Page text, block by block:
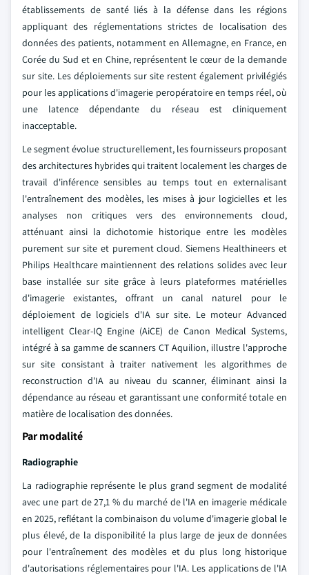
établissements de santé liés à la défense dans les régions
appliquant des réglementations strictes de localisation des
données des patients, notamment en Allemagne, en France, en
Corée du Sud et en Chine, représentent le cœur de la demande
sur site. Les déploiements sur site restent également privilégiés
pour les applications d'imagerie peropératoire en temps réel, où
une latence dépendante du réseau est cliniquement
inacceptable.
Le segment évolue structurellement, les fournisseurs proposant
des architectures hybrides qui traitent localement les charges de
travail d'inférence sensibles au temps tout en externalisant
l'entraînement des modèles, les mises à jour logicielles et les
analyses non critiques vers des environnements cloud,
atténuant ainsi la dichotomie historique entre les modèles
purement sur site et purement cloud. Siemens Healthineers et
Philips Healthcare maintiennent des relations solides avec leur
base installée sur site grâce à leurs plateformes matérielles
d'imagerie existantes, offrant un canal naturel pour le
déploiement de logiciels d'IA sur site. Le moteur Advanced
intelligent Clear-IQ Engine (AiCE) de Canon Medical Systems,
intégré à sa gamme de scanners CT Aquilion, illustre l'approche
sur site consistant à traiter nativement les algorithmes de
reconstruction d'IA au niveau du scanner, éliminant ainsi la
dépendance au réseau et garantissant une conformité totale en
matière de localisation des données.
Par modalité
Radiographie
La radiographie représente le plus grand segment de modalité
avec une part de 27,1 % du marché de l'IA en imagerie médicale
en 2025, reflétant la combinaison du volume d'imagerie global le
plus élevé, de la disponibilité la plus large de jeux de données
pour l'entraînement des modèles et du plus long historique
d'autorisations réglementaires pour l'IA. Les applications de l'IA